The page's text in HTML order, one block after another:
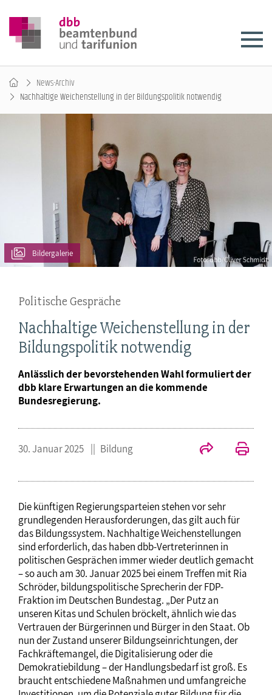
News-Archiv
Nachhaltige Weichenstellung in der Bildungspolitik notwendig
Bildergalerie
Politische Gespräche
Nachhaltige Weichenstellung in der
Bildungspolitik notwendig
Anlässlich der bevorstehenden Wahl formuliert der
dbb klare Erwartungen an die kommende
Bundesregierung.
30. Januar 2025 Bildung
Die künftigen Regierungsparteien stehen vor sehr
grundlegenden Herausforderungen, das gilt auch für
das Bildungssystem. Nachhaltige Weichenstellungen
sind erforderlich, das haben dbb-Vertreterinnen in
politischen Gesprächen immer wieder deutlich gemacht
– so auch am 30. Januar 2025 bei einem Treffen mit Ria
Schröder, bildungspolitische Sprecherin der FDP-
Fraktion im Deutschen Bundestag. „Der Putz an
unseren Kitas und Schulen bröckelt, ähnlich wie das
Vertrauen der Bürgerinnen und Bürger in den Staat. Ob
nun der Zustand unserer Bildungseinrichtungen, der
Fachkräftemangel, die Digitalisierung oder die
Demokratiebildung – der Handlungsbedarf ist groß. Es
braucht entschiedene Maßnahmen und umfangreiche